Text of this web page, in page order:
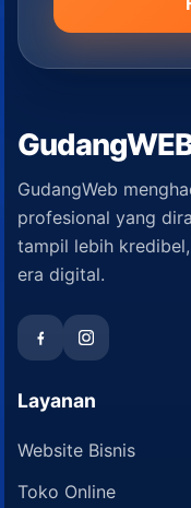
GudangWeb
profesional yang
tampil lebih
era digital.
Layanan
Website Bisnis
Toko Online